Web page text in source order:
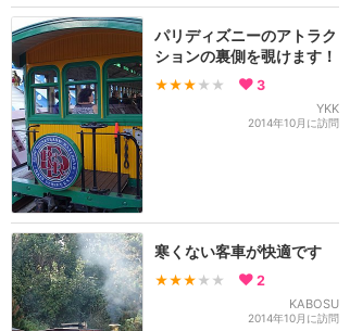
パリディズニーのアトラク
ションの裏側を覗けます！
★★★ ★★ 3
YKK
2014年10月に訪問
寒くない客車が快適です
★★★ ★★ 2
KABOSU
2014年10月に訪問